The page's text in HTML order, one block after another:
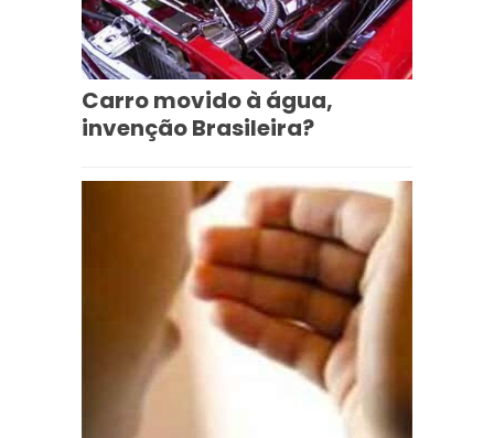
Carro movido à água,
invenção Brasileira?